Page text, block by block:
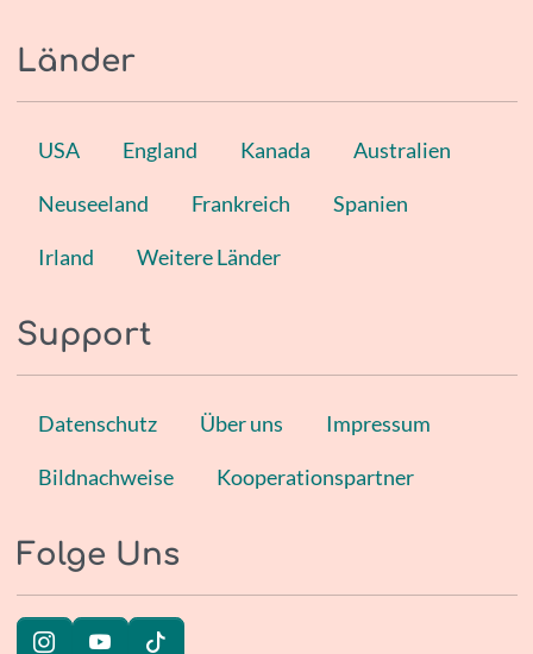
Länder
USA England Kanada Australien
Neuseeland Frankreich Spanien
Irland Weitere Länder
Support
Datenschutz Über uns Impressum
Bildnachweise Kooperationspartner
Folge Uns